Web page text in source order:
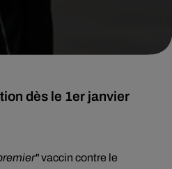
dès le 1er janvier
vaccin contre le